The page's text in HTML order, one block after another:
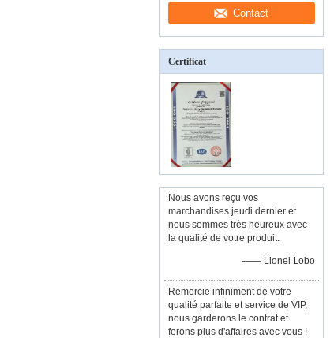
Contact
Certificat
Nous avons reçu vos
marchandises jeudi dernier et
nous sommes très heureux avec
la qualité de votre produit.
—— Lionel Lobo
Remercie infiniment de votre
qualité parfaite et service de VIP,
nous garderons le contrat et
ferons plus d'affaires avec vous !